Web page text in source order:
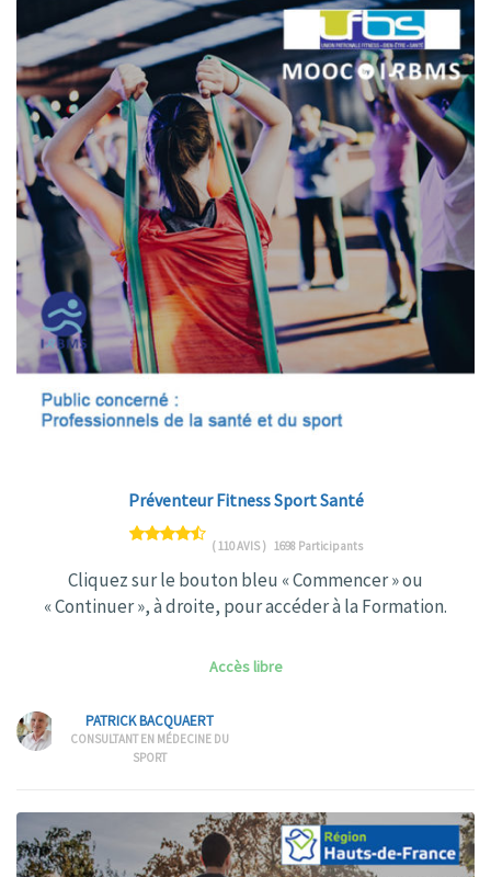
Préventeur Fitness Sport Santé
( 110 AVIS ) 1698 Participants
Cliquez sur le bouton bleu « Commencer » ou
« Continuer », à droite, pour accéder à la Formation.
Accès libre
PATRICK BACQUAERT
CONSULTANT EN MÉDECINE DU
SPORT